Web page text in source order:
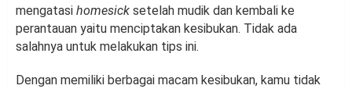
mengatasi homesick setelah mudik dan kembali ke
perantauan yaitu menciptakan kesibukan. Tidak ada
salahnya untuk melakukan tips ini.
Dengan memiliki berbagai macam kesibukan, kamu tidak